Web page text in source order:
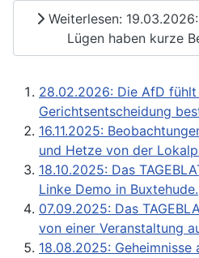
Weiterlesen:
Lügen haben kurze
28.02.2026: Die AfD
Gerichtsentscheidung
16.11.2025:
und Hetze von der
18.10.2025: Das
Linke Demo in Buxtehude.
07.09.2025: Das
von einer Veranstaltung
18.08.2025: